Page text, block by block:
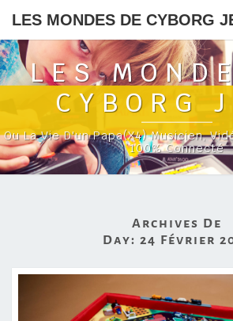
LES MONDES DE CYBORG
LES
CYBORG
Ou La Vie D'un Papa(x4) Musicien,
100% Connecté
Archives De
Day: 24 Février